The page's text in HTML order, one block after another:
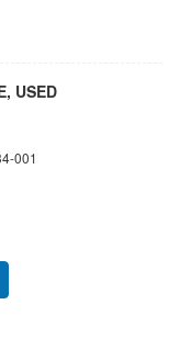
USED
001